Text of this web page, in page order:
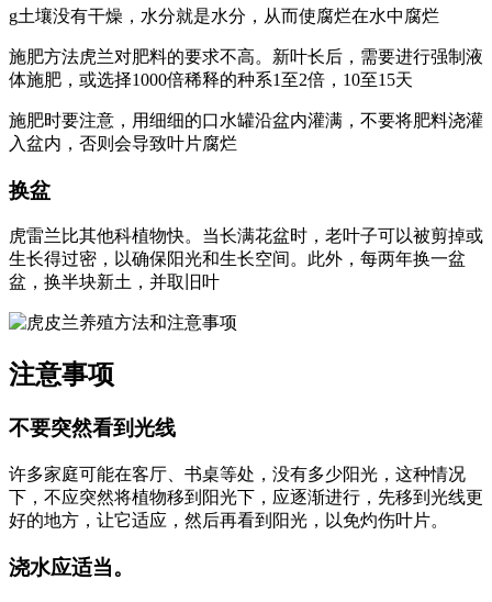
g土壤没有干燥，水分就是水分，从而使腐烂在水中腐烂
施肥方法虎兰对肥料的要求不高。新叶长后，需要进行强制液
体施肥，或选择1000倍稀释的种系1至2倍，10至15天
施肥时要注意，用细细的口水罐沿盆内灌满，不要将肥料浇灌
入盆内，否则会导致叶片腐烂
换盆
虎雷兰比其他科植物快。当长满花盆时，老叶子可以被剪掉或
生长得过密，以确保阳光和生长空间。此外，每两年换一盆
盆，换半块新土，并取旧叶
注意事项
不要突然看到光线
许多家庭可能在客厅、书桌等处，没有多少阳光，这种情况
下，不应突然将植物移到阳光下，应逐渐进行，先移到光线更
好的地方，让它适应，然后再看到阳光，以免灼伤叶片。
浇水应适当。